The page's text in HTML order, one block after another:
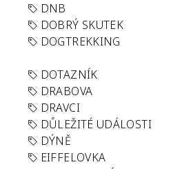
DNB
DOBRÝ SKUTEK
DOGTREKKING
DOTAZNÍK
DRABOVA
DRAVCI
DŮLEŽITÉ UDÁLOSTI
DÝNĚ
EIFFELOVKA